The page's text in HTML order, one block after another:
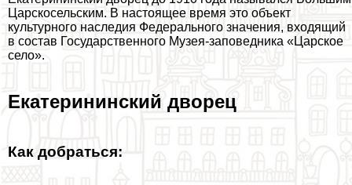
Царскосельским. В настоящее время это объект
культурного наследия Федерального значения, входящий
в состав Государственного Музея-заповедника «Царское
село».
Екатерининский дворец
Как добраться: